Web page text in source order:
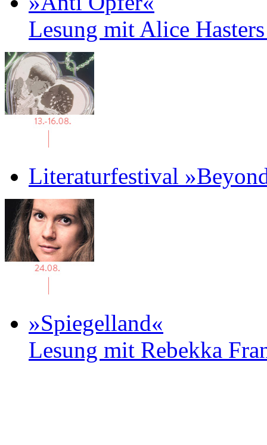
Lesung mit Alice
Literaturfestival
»Spiegelland«
Lesung mit Rebekka